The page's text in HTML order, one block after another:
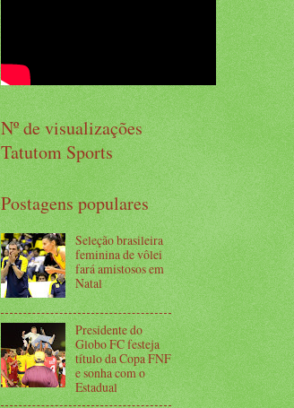
Nº de visualizações
Tatutom Sports
Postagens populares
Seleção brasileira
feminina de vôlei
fará amistosos em
Natal
Presidente do
Globo FC festeja
título da Copa FNF
e sonha com o
Estadual